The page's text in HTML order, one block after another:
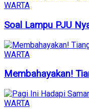
WARTA
Soal Lampu PJU
WARTA
Membahayakan!
WARTA